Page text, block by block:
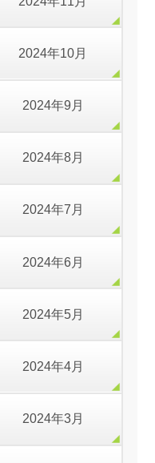
2024年10月
2024年9月
2024年8月
2024年7月
2024年6月
2024年5月
2024年4月
2024年3月